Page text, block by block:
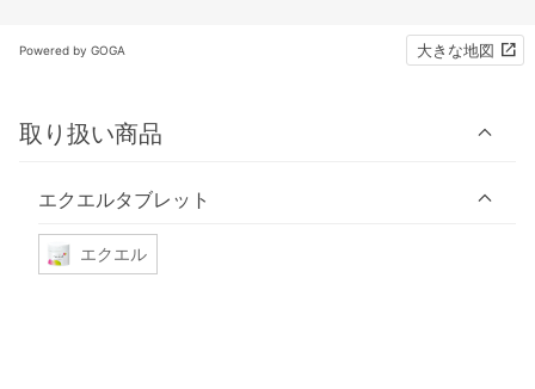
Powered by GOGA 大きな地図
取り扱い商品
エクエルタブレット
エクエル